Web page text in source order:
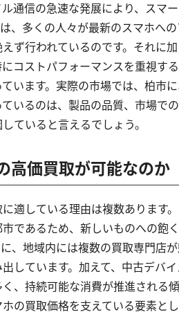
通信の急速な発展により、スマ
、多くの人々が最新のスマホへ
ず行われているのです。それに
コストパフォーマンスを重視す
います。実際の市場では、柏市
いるのは、製品の品質、市場で
ていると言えるでしょう。
高価買取が可能なのか
適している理由は複数あります
であるため、新しいものへの飽
、地域内には複数の買取専門店
しています。加えて、中古デバ
、持続可能な消費が推進される
の買取価格を支えている要素と